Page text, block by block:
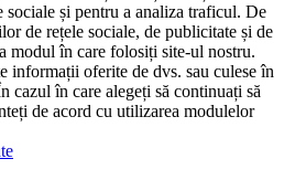
și pentru a analiza traficul. De
de rețele sociale, de publicitate și de
modul în care folosiți site-ul nostru.
informații oferite de dvs. sau culese în
în care alegeți să continuați să
de acord cu utilizarea modulelor